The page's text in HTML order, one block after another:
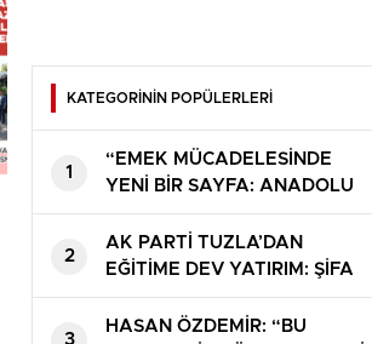
KATEGORİNİN POPÜLERLERİ
1
“EMEK MÜCADELESİNDE
YENİ BİR SAYFA: ANADOLU
YAKASINDA ÖRGÜTSÜZ GIDA
İŞÇİSİ KALMAYACAK”
2
AK PARTİ TUZLA’DAN
EĞİTİME DEV YATIRIM: ŞİFA
VE MİMAR SİNAN’A 32
DERSLİKLİ LİSE
3
HASAN ÖZDEMİR: “BU